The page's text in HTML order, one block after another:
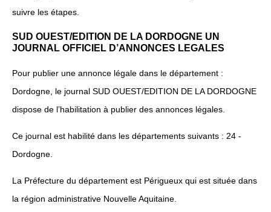
suivre les étapes.
SUD OUEST/EDITION DE LA DORDOGNE UN
JOURNAL OFFICIEL D’ANNONCES LEGALES
Pour publier une annonce légale dans le département :
Dordogne, le journal SUD OUEST/EDITION DE LA DORDOGNE
dispose de l’habilitation à publier des annonces légales.
Ce journal est habilité dans les départements suivants : 24 -
Dordogne.
La Préfecture du département est Périgueux qui est située dans
la région administrative Nouvelle Aquitaine.